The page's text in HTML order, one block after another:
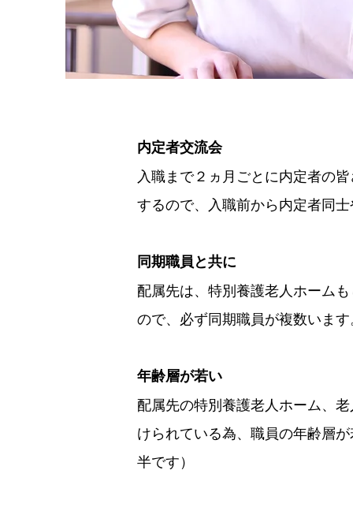
内定者交流会
入職まで２ヵ月ごとに内定者の
するので、入職前から内定者同
同期職員と共に
配属先は、特別養護老人ホーム
ので、必ず同期職員が複数いま
年齢層が若い
配属先の特別養護老人ホーム、
けられている為、職員の年齢層
半です）